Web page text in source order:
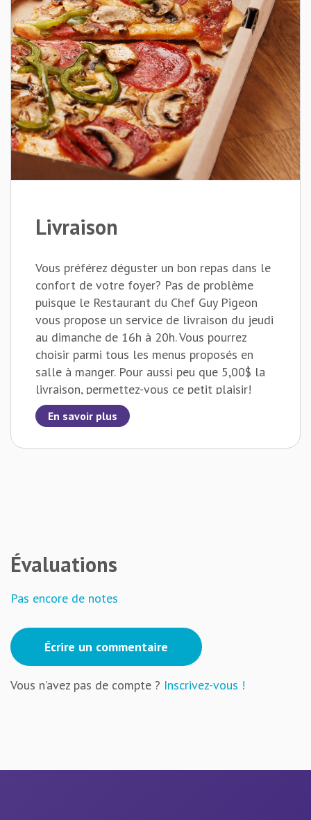
Livraison
Vous préférez déguster un bon repas dans le
confort de votre foyer? Pas de problème
puisque le Restaurant du Chef Guy Pigeon
vous propose un service de livraison du jeudi
au dimanche de 16h à 20h. Vous pourrez
choisir parmi tous les menus proposés en
salle à manger. Pour aussi peu que 5,00$ la
livraison, permettez-vous ce petit plaisir!
En savoir plus
Évaluations
Pas encore de notes
Écrire un commentaire
Vous n’avez pas de compte ? Inscrivez-vous !